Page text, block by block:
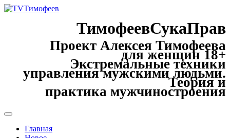
ТимофеевСукаПрав
Проект Алексея Тимофеева
для женщин 18+
Экстремальные техники
управления мужскими людьми.
Теория и
практика мужчиностроения
Главная